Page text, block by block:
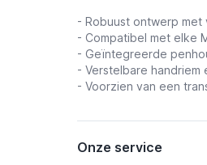
- Robuust ontwerp met
- Compatibel met elke
- Geïntegreerde pen
- Verstelbare handriem
- Voorzien van een
Onze service